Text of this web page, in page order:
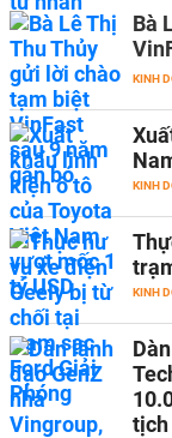
Bà
KINH
KINH
KINH
tịch